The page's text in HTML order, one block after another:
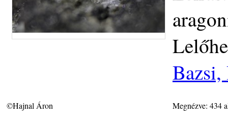
©Hajnal Áron Megnézve: 434